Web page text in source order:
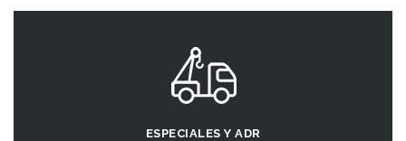
ESPECIALES Y ADR